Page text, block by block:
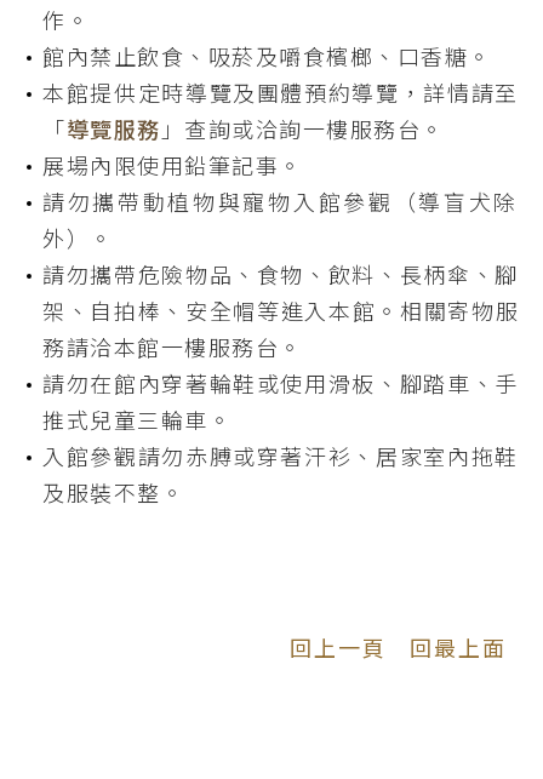
作。
館內禁止飲食、吸菸及嚼食檳榔、口香糖。
本館提供定時導覽及團體預約導覽，詳情請至
「 導覽服務 」查詢或洽詢一樓服務台。
展場內限使用鉛筆記事。
請勿攜帶動植物與寵物入館參觀（導盲犬除
外）。
請勿攜帶危險物品、食物、飲料、長柄傘、腳
架、自拍棒、安全帽等進入本館。相關寄物服
務請洽本館一樓服務台。
請勿在館內穿著輪鞋或使用滑板、腳踏車、手
推式兒童三輪車。
入館參觀請勿赤膊或穿著汗衫、居家室內拖鞋
及服裝不整。
回上一頁 回最上面